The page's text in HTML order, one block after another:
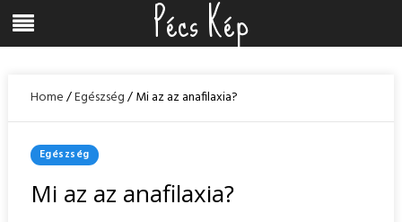
content
Menu Pécs Kép
Home/Egészség/Mi az az anafilaxia?
Posted
In
Egészség
Mi az az anafilaxia?